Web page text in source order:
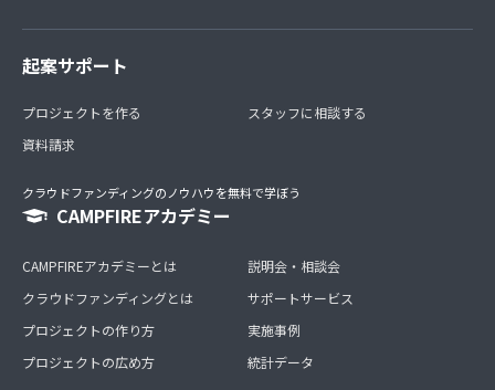
起案サポート
プロジェクトを作る
資料請求
スタッフに相談する
クラウドファンディングのノウハウを無料で学ぼう
CAMPFIREアカデミー
CAMPFIREアカデミーとは
クラウドファンディングとは
プロジェクトの作り方
プロジェクトの広め方
説明会・相談会
サポートサービス
実施事例
統計データ